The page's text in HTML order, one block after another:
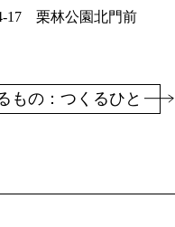
17 栗林公園北門前
もの：つくるひと